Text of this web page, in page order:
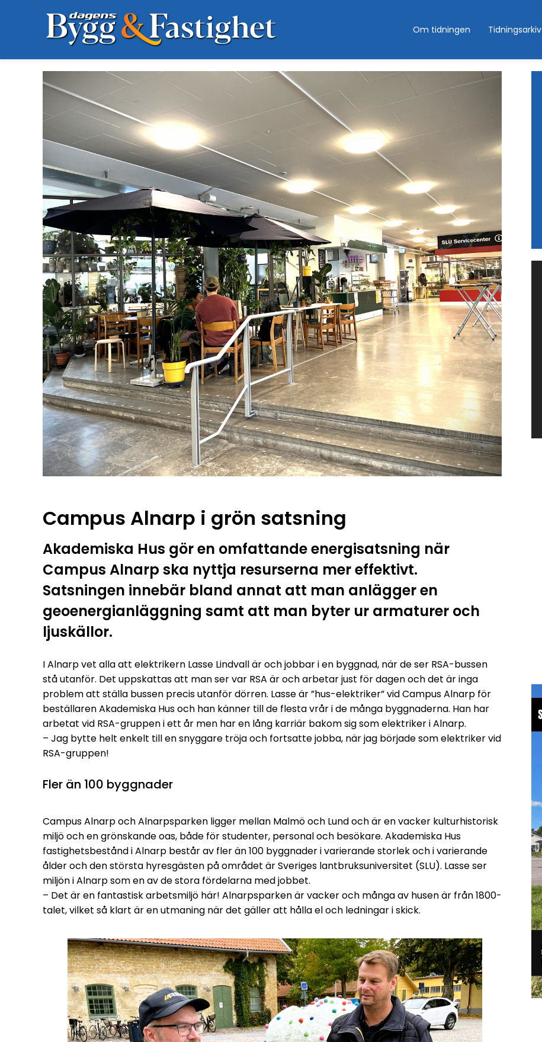
Om tidningen Tidningsarkiv
Campus Alnarp i grön satsning
Akademiska Hus gör en omfattande energisatsning när
Campus Alnarp ska nyttja resurserna mer effektivt.
Satsningen innebär bland annat att man anlägger en
geoenergianläggning samt att man byter ur armaturer och
ljuskällor.
I Alnarp vet alla att elektrikern Lasse Lindvall är och jobbar i en byggnad, när de ser RSA-bussen
stå utanför. Det uppskattas att man ser var RSA är och arbetar just för dagen och det är inga
problem att ställa bussen precis utanför dörren. Lasse är ”hus-elektriker” vid Campus Alnarp för
beställaren Akademiska Hus och han känner till de flesta vrår i de många byggnaderna. Han har
arbetat vid RSA-gruppen i ett år men har en lång karriär bakom sig som elektriker i Alnarp.
– Jag bytte helt enkelt till en snyggare tröja och fortsatte jobba, när jag började som elektriker vid
RSA-gruppen!
Fler än 100 byggnader
Campus Alnarp och Alnarpsparken ligger mellan Malmö och Lund och är en vacker kulturhistorisk
miljö och en grönskande oas, både för studenter, personal och besökare. Akademiska Hus
fastighetsbestånd i Alnarp består av fler än 100 byggnader i varierande storlek och i varierande
ålder och den största hyresgästen på området är Sveriges lantbruksuniversitet (SLU). Lasse ser
miljön i Alnarp som en av de stora fördelarna med jobbet.
– Det är en fantastisk arbetsmiljö här! Alnarpsparken är vacker och många av husen är från 1800-
talet, vilket så klart är en utmaning när det gäller att hålla el och ledningar i skick.